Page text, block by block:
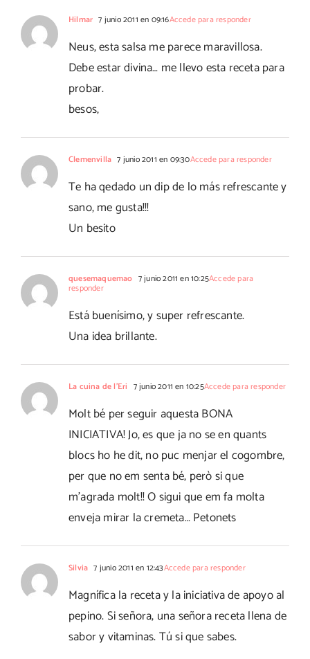
Hilmar 7 junio 2011 en 09:16Accede para responder
Neus, esta salsa me parece maravillosa.
Debe estar divina… me llevo esta receta para
probar.
besos,
Clemenvilla 7 junio 2011 en 09:30Accede para responder
Te ha qedado un dip de lo más refrescante y
sano, me gusta!!!
Un besito
quesemaquemao 7 junio 2011 en 10:25Accede para
responder
Está buenísimo, y super refrescante.
Una idea brillante.
La cuina de l'Eri 7 junio 2011 en 10:25Accede para responder
Molt bé per seguir aquesta BONA
INICIATIVA! Jo, es que ja no se en quants
blocs ho he dit, no puc menjar el cogombre,
per que no em senta bé, però si que
m'agrada molt!! O sigui que em fa molta
enveja mirar la cremeta… Petonets
Silvia 7 junio 2011 en 12:43Accede para responder
Magnífica la receta y la iniciativa de apoyo al
pepino. Si señora, una señora receta llena de
sabor y vitaminas. Tú si que sabes.